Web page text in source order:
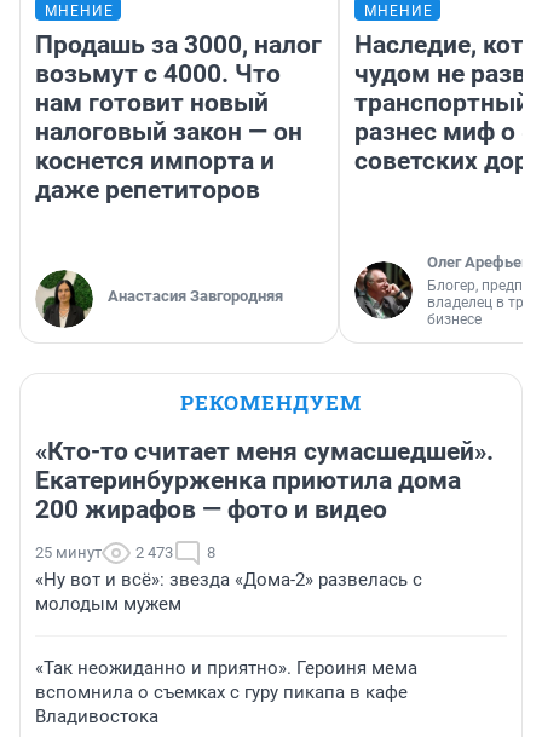
МНЕНИЕ
Продашь за 3000, налог
возьмут с 4000. Что
нам готовит новый
налоговый закон — он
коснется импорта и
даже репетиторов
Анастасия Завгородняя
МНЕНИЕ
Наследие,
чудом не
транспортный
разнес миф о
советских
Олег Арефьев
Блогер,
владелец в
бизнесе
РЕКОМЕНДУЕМ
«Кто-то считает меня сумасшедшей».
Екатеринбурженка приютила дома
200 жирафов — фото и видео
25 минут 2 473 8
«Ну вот и всё»: звезда «Дома-2» развелась с
молодым мужем
«Так неожиданно и приятно». Героиня мема
вспомнила о съемках с гуру пикапа в кафе
Владивостока